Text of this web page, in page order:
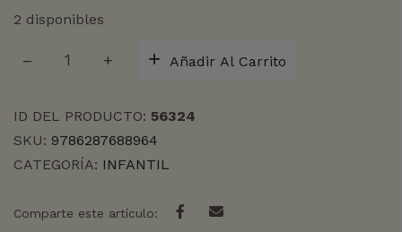
2 disponibles
DE
cantidad
Añadir Al Carrito
ID DEL PRODUCTO: 56324
SKU: 9786287688964
CATEGORÍA: INFANTIL
Comparte este artículo: